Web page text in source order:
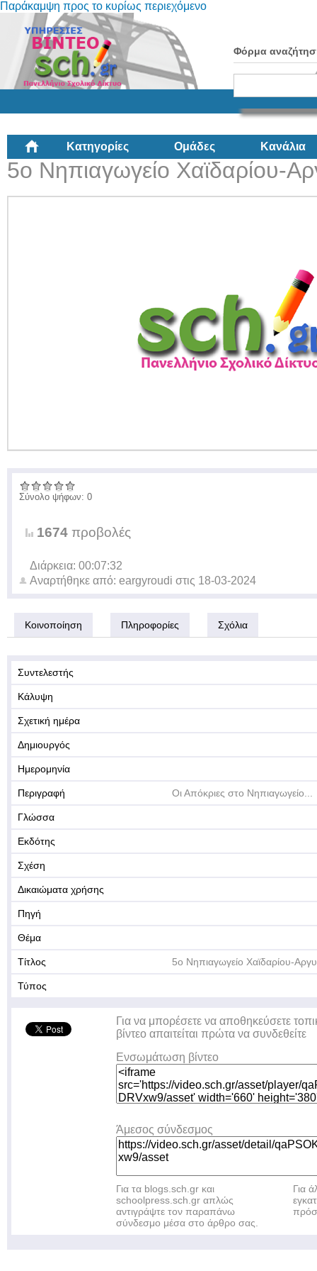
Παράκαμψη προς το κυρίως περιεχόμενο
Φόρμα
Κατηγορίες Ομάδες Κανάλια
5ο Νηπιαγωγείο Χαϊδαρίου-
Σύνολο ψήφων: 0
1674 προβολές
Διάρκεια: 00:07:32
Αναρτήθηκε από: eargyroudi στις 18-03-2024
Κοινοποίηση Πληροφορίες Σχόλια
Συντελεστής
Κάλυψη
Σχετική ημέρα
Δημιουργός
Ημερομηνία
Περιγραφή Οι Απόκριες στο Νηπιαγωγείο...
Γλώσσα
Εκδότης
Σχέση
Δικαιώματα χρήσης
Πηγή
Θέμα
Τίτλος 5ο Νηπιαγωγείο Χαϊδαρίου-
Τύπος
Για να μπορέσετε να αποθηκεύσετε
βίντεο απαιτείται πρώτα να συνδεθείτε
Ενσωμάτωση βίντεο
Άμεσος σύνδεσμος
Για τα blogs.sch.gr και
schoolpress.sch.gr απλώς
αντιγράψτε τον παραπάνω
σύνδεσμο μέσα στο άρθρο σας.
Για